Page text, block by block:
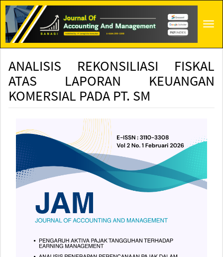
Main
Navigation
Main
Content
Sidebar
ANALISIS REKONSILIASI FISKAL
ATAS LAPORAN KEUANGAN
KOMERSIAL PADA PT. SM
Article
Sidebar